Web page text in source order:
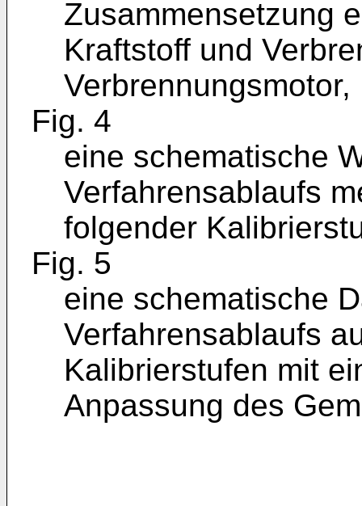
Zusammensetzung
Kraftstoff und
Verbrennungsmotor,
Fig. 4
eine schematische
Verfahrensablaufs
folgender
Fig. 5
eine schematische
Verfahrensablaufs
Kalibrierstufen mit
Anpassung des